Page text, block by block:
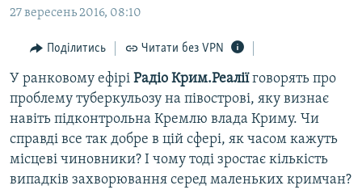
основної
навігації
Перейти
пошуку
БЛОГИ
ПОГЛЯД
ІНТЕРВ'Ю
ВСЕ ЗА ДЕНЬ
СПЕЦПРОЕКТИ
ДЕПОРТАЦІЯ
ЯК ОБІЙТИ БЛОКУВАННЯ
27 вересень 2016, 08:10
Поділитись Читати без VPN
У ранковому ефірі Радіо Крим.Реаліїговорять про
проблему туберкульозу на півострові, яку визнає
навіть підконтрольна Кремлю влада Криму. Чи
справді все так добре в цій сфері, як часом кажуть
місцеві чиновники? І чому тоді зростає кількість
випадків захворювання серед маленьких кримчан?